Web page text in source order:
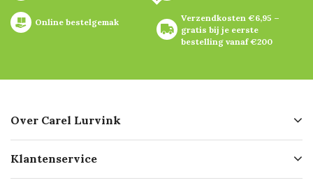
Online bestelgemak
Verzendkosten €6,95 –
gratis bij je eerste
bestelling vanaf €200
Over Carel Lurvink
Geschiedenis
Klantenservice